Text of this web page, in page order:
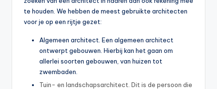
te houden. We hebben de meest gebruikte architecten
voor je op een rijtje gezet:
Algemeen architect. Een algemeen architect
ontwerpt gebouwen. Hierbij kan het gaan om
allerlei soorten gebouwen, van huizen tot
zwembaden.
Tuin- en landschapsarchitect. Dit is de persoon die